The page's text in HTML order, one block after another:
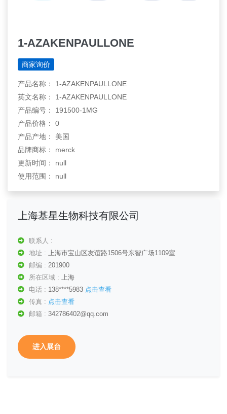
1-AZAKENPAULLONE
商家询价
产品名称： 1-AZAKENPAULLONE
英文名称： 1-AZAKENPAULLONE
产品编号： 191500-1MG
产品价格： 0
产品产地： 美国
品牌商标： merck
更新时间： null
使用范围： null
上海基星生物科技有限公司
联系人 :
地址 : 上海市宝山区友谊路1506号东智广场1109室
邮编 : 201900
所在区域 : 上海
电话 : 138****5983 点击查看
传真 : 点击查看
邮箱 : 342786402@qq.com
进入展台